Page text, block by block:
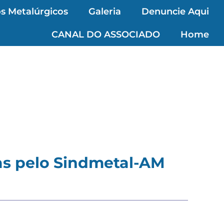
Metalúrgicos Galeria Denuncie Aqui
CANAL DO ASSOCIADO Home
pelo Sindmetal-AM